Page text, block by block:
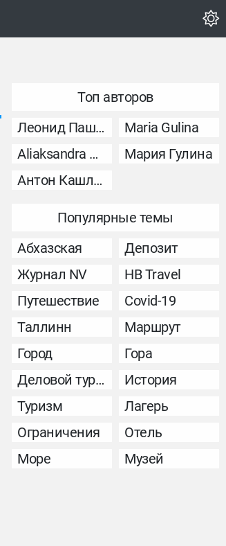
Топ авторов
Леонид Пашковский
Maria Gulina
Aliaksandra Murashka
Мария Гулина
Антон Кашликов
Популярные темы
Абхазская
Депозит
Журнал NV
НВ Travel
Путешествие
Covid-19
Таллинн
Маршрут
Город
Гора
Деловой туризм
История
Туризм
Лагерь
Ограничения
Отель
Море
Музей